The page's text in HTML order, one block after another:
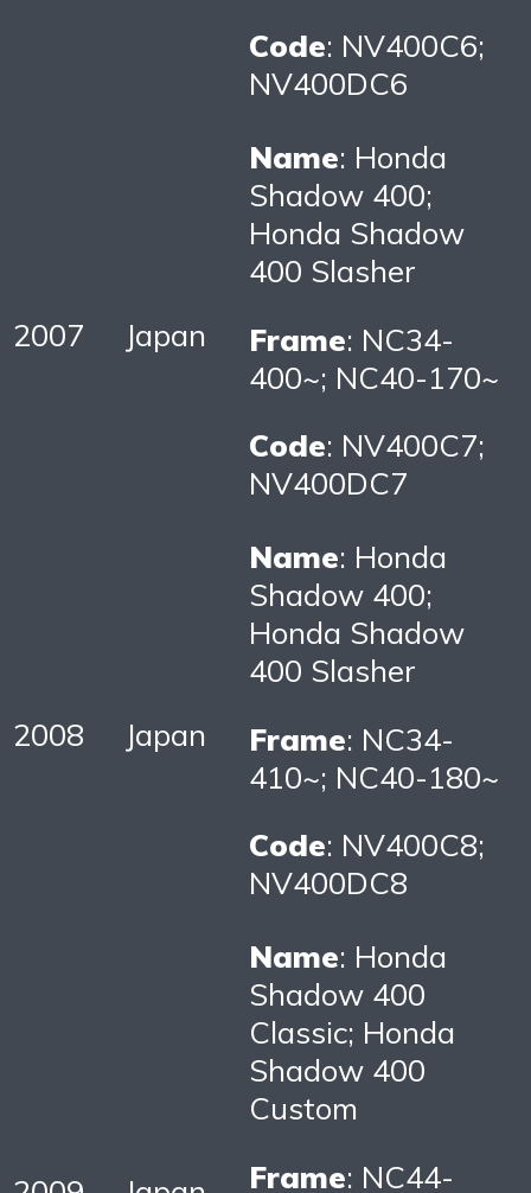
Code: NV400C6;
NV400DC6
2007 Japan
Name: Honda
Shadow 400;
Honda Shadow
400 Slasher
Frame: NC34-
400~; NC40-170~
Code: NV400C7;
NV400DC7
2008 Japan
Name: Honda
Shadow 400;
Honda Shadow
400 Slasher
Frame: NC34-
410~; NC40-180~
Code: NV400C8;
NV400DC8
Name: Honda
Shadow 400
Classic; Honda
Shadow 400
Custom
Frame: NC44-